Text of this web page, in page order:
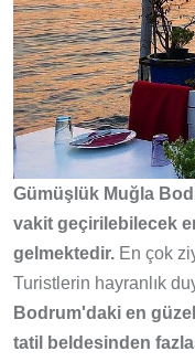
Gümüşlük Muğla
vakit geçirilebilecek
gelmektedir. En çok
Turistlerin hayranlık
Bodrum'daki en
tatil beldesinden